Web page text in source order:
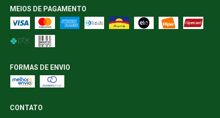
MEIOS DE PAGAMENTO
FORMAS DE ENVIO
CONTATO